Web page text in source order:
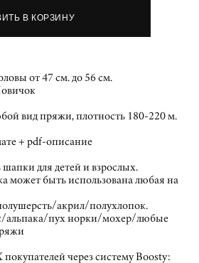
В КОРЗИНУ
от 47 см. до 56 см.
вид пряжи, плотность 180-220 м.
+ pdf-описание
для детей и взрослых.
может быть использована любая на
акрил/полухлопок.
альпака/пух норки/мохер/любые
через систему Boosty: